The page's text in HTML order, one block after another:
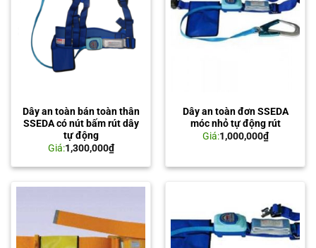
Dây an toàn bán toàn thân
SSEDA có nút bấm rút dây
tự động
Giá:1,300,000₫
Dây an toàn đơn SSEDA
móc nhỏ tự động rút
Giá:1,000,000₫